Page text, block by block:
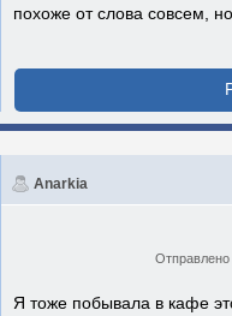
похоже от слова совсем,
Anarkia
Отправлено
Я тоже побывала в кафе